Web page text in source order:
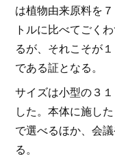
は植物由来原料を
トルに比べてごく
るが、それこそが
である証となる。
サイズは小型の３
した。本体に施し
で選べるほか、会
る。